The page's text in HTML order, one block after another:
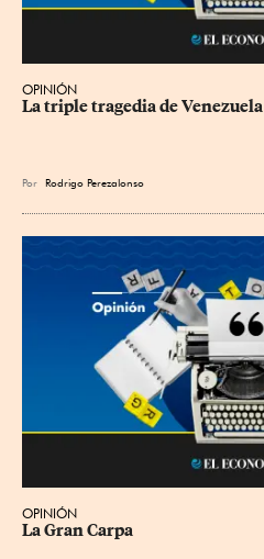
OPINIÓN
La triple tragedia de Venezuela
Por Rodrigo Perezalonso
OPINIÓN
La Gran Carpa